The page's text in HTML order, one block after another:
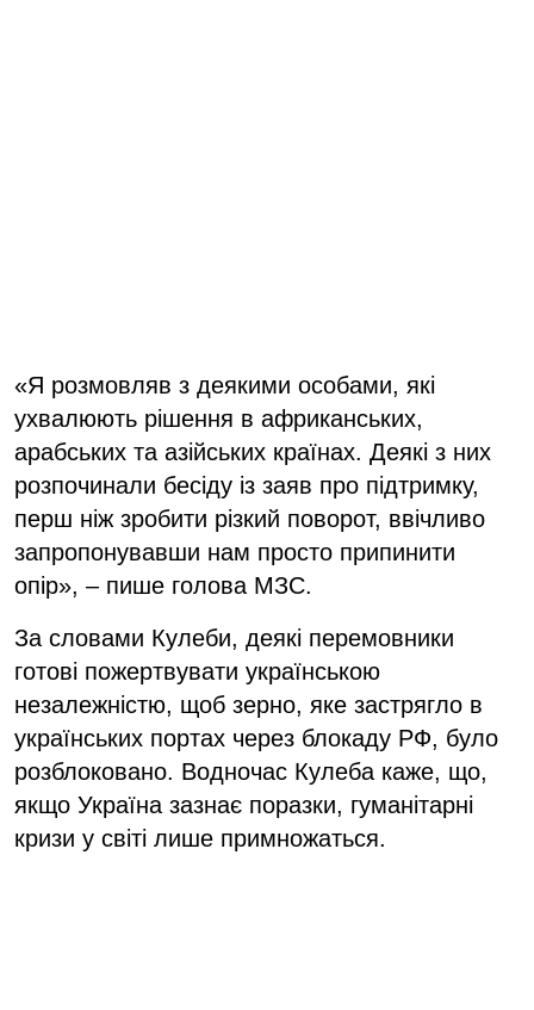
«Я розмовляв з деякими особами, які
ухвалюють рішення в африканських,
арабських та азійських країнах. Деякі з них
розпочинали бесіду із заяв про підтримку,
перш ніж зробити різкий поворот, ввічливо
запропонувавши нам просто припинити
опір», – пише голова МЗС.
За словами Кулеби, деякі перемовники
готові пожертвувати українською
незалежністю, щоб зерно, яке застрягло в
українських портах через блокаду РФ, було
розблоковано. Водночас Кулеба каже, що,
якщо Україна зазнає поразки, гуманітарні
кризи у світі лише примножаться.